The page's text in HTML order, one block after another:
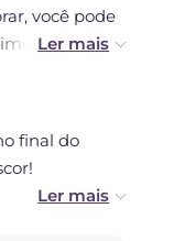
você pode
um dia,
final do